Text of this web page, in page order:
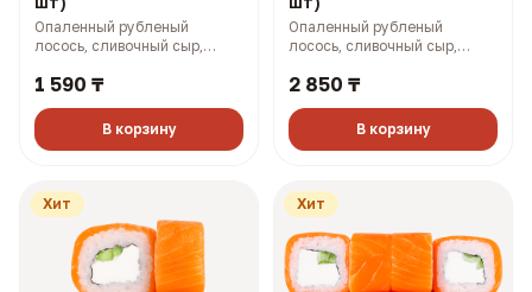
Опаленный рубленый
лосось, сливочный сыр,
картофель пай, соусы боул и
1 590 ₸
В корзину
Опаленный рубленый
лосось, сливочный сыр,
картофель пай, соусы боул и
2 850 ₸
В корзину
Хит Хит